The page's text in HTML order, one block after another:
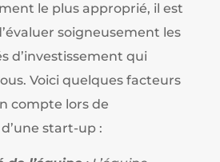
le plus approprié, il est
soigneusement les
d’investissement qui
Voici quelques facteurs
compte lors de
start-up :